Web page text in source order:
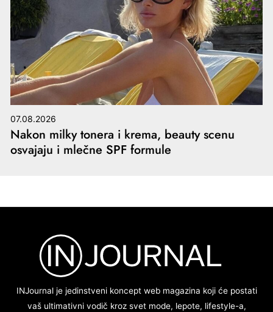
07.08.2026
Nakon milky tonera i krema, beauty scenu
osvajaju i mlečne SPF formule
INJournal je jedinstveni koncept web magazina koji će postati
vaš ultimativni vodič kroz svet mode, lepote, lifestyle-a,